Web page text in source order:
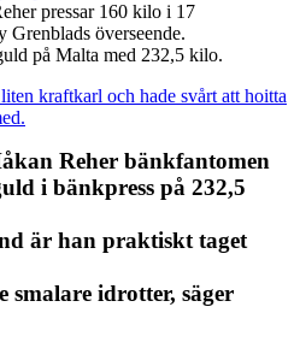
pressar 160 kilo i 17
Grenblads överseende.
på Malta med 232,5 kilo.
kraftkarl och hade svårt att hoitta
Reher bänkfantomen
i bänkpress på 232,5
är han praktiskt taget
smalare idrotter, säger